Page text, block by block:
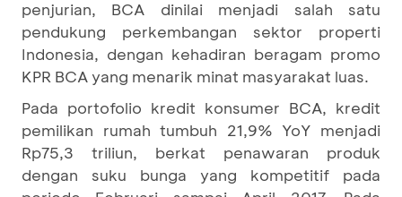
penjurian, BCA dinilai menjadi salah satu
pendukung perkembangan sektor properti
Indonesia, dengan kehadiran beragam promo
KPR BCA yang menarik minat masyarakat luas.
Pada portofolio kredit konsumer BCA, kredit
pemilikan rumah tumbuh 21,9% YoY menjadi
Rp75,3 triliun, berkat penawaran produk
dengan suku bunga yang kompetitif pada